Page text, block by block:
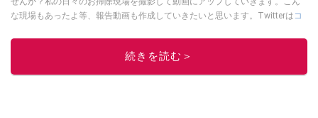
な現場もあったよ等、報告動画も作成していきたいと思います。Twitterは コ
このイチオシストの他の記事を読む
続きを読む＞